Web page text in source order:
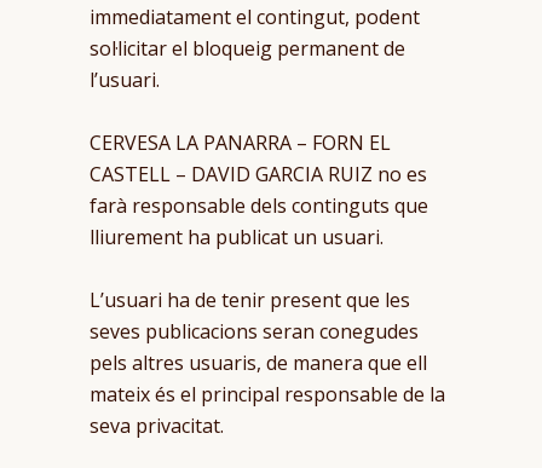
immediatament el contingut, podent
sol·licitar el bloqueig permanent de
l’usuari.
CERVESA LA PANARRA – FORN EL
CASTELL – DAVID GARCIA RUIZ no es
farà responsable dels continguts que
lliurement ha publicat un usuari.
L’usuari ha de tenir present que les
seves publicacions seran conegudes
pels altres usuaris, de manera que ell
mateix és el principal responsable de la
seva privacitat.